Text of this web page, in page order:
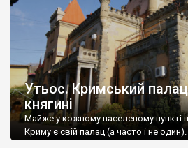
Утьос. Кримський палац
княгині
Майже у кожному населеному пункті
Криму є свій палац (а часто і не один).